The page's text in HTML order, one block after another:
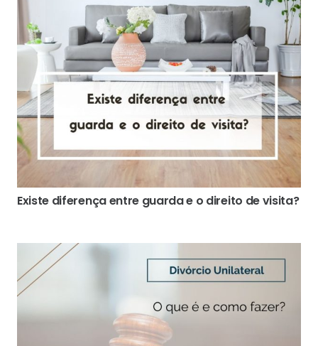
Existe diferença entre guarda e o direito de visita?